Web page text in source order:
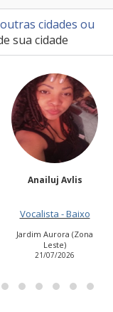
cidades ou
sua cidade
Baixo
(Zona
Guitarra
Jardim das